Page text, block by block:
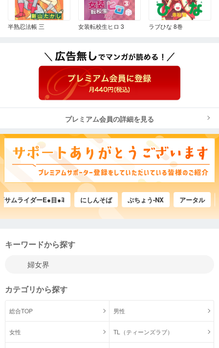
半熟忍法帳 三 女装転校生ヒロ 3 ラブひな 8巻
プレミアム会員の詳細を見る
ライダーE●目●ﾖ にしんそば ぶちょう-NX アータル
キーワードから探す
カテゴリから探す
総合TOP 男性
女性 TL（ティーンズラブ）